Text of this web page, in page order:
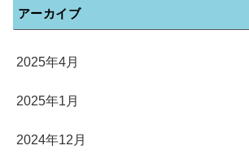
アーカイブ
2025年4月
2025年1月
2024年12月